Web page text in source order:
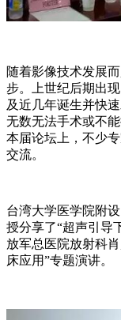
随着影像技术发展
步。上世纪后期出
及近几年诞生并快
无数无法手术或不
本届论坛上，不少
交流。
台湾大学医学院附
授分享了“超声引导
放军总医院放射科
床应用”专题演讲。